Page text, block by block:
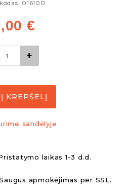
016100
€
Į KREPŠELĮ
sandėlyje
laikas 1-3 d.d.
apmokėjimas per SSL.